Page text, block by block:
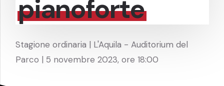
pianoforte
Stagione ordinaria | L'Aquila - Auditorium del
Parco | 5 novembre 2023, ore 18:00